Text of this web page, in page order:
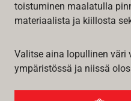
toistuminen maalatulla
materiaalista ja kiillosta
Valitse aina lopullinen väri
ympäristössä ja niissä